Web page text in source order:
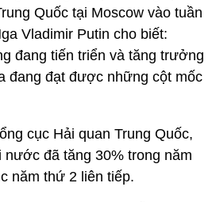
Quốc tại Moscow vào tuần
Vladimir Putin cho biết:
đang tiến triển và tăng trưởng
đang đạt được những cột mốc
cục Hải quan Trung Quốc,
đã tăng 30% trong năm
năm thứ 2 liên tiếp.